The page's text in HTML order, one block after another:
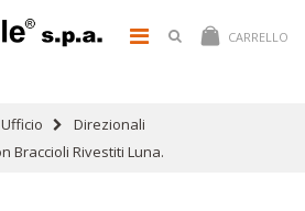
CARRELLO
Direzionali
Braccioli Rivestiti Luna.